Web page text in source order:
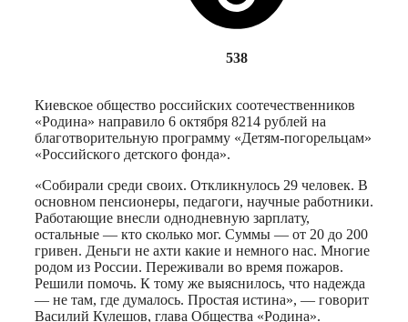
538
Киевское общество российских соотечественников
«Родина» направило 6 октября 8214 рублей на
благотворительную программу «Детям-погорельцам»
«Российского детского фонда».
«Собирали среди своих. Откликнулось 29 человек. В
основном пенсионеры, педагоги, научные работники.
Работающие внесли однодневную зарплату,
остальные — кто сколько мог. Суммы — от 20 до 200
гривен. Деньги не ахти какие и немного нас. Многие
родом из России. Переживали во время пожаров.
Решили помочь. К тому же выяснилось, что надежда
— не там, где думалось. Простая истина», — говорит
Василий Кулешов, глава Общества «Родина».